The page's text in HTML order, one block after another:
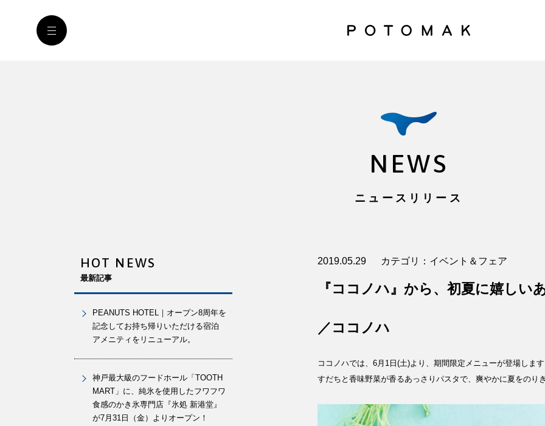
NEWS
ニュースリリース
2019.05.29 カテゴリ：イベント＆フェア
『ココノハ』から、初夏に嬉しい
／ココノハ
ココノハでは、6月1日(土)より、期間限定メニューが登場しま
すだちと香味野菜が香るあっさりパスタで、爽やかに夏をのり
HOT NEWS
最新記事
PEANUTS HOTEL｜オープン8周年を
記念してお持ち帰りいただける宿泊
アメニティをリニューアル。
神戸最大級のフードホール「TOOTH
MART」に、純氷を使用したフワフワ
食感のかき氷専門店『氷処 新港堂』
が7月31日（金）よりオープン！